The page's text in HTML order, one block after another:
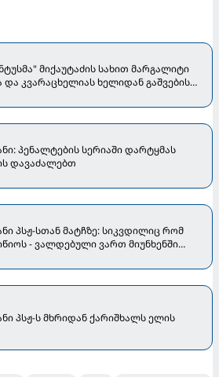
მიქაუტაძის სახით მარგალიტი
და კვარაცხელიას ხელიდან გაშვების
მედია
პენალტების სერიაში დარტყმას
დავაძალებთ
პსჟ-სთან მატჩზე: სიკვდილიც რომ
- ვალდებული ვართ მიუნხენში
პსჟ-ს მხრიდან ქარიშხალს ელის